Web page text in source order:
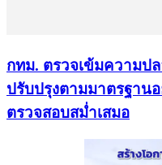
กทม. ตรวจเข้มความปล
ปรับปรุงตามมาตรฐาน
ตรวจสอบสม่ำเสมอ